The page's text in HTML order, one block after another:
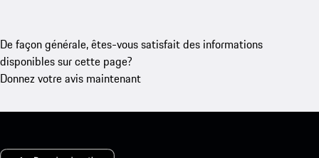
De façon générale, êtes-vous satisfait des informations
disponibles sur cette page?
Donnez votre avis maintenant